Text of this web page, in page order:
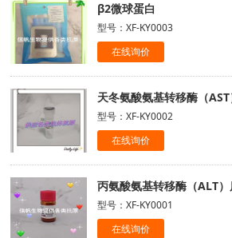
β2微球蛋白
型号：XF-KY0003
在线询价
天冬氨酸氨基转移酶（
型号：XF-KY0002
在线询价
丙氨酸氨基转移酶（ALT
型号：XF-KY0001
在线询价